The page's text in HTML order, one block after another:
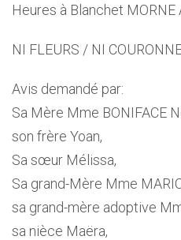
Heures à Blanchet MORNE
NI FLEURS / NI
Avis demandé par:
Sa Mère Mme BONIFACE
son frère Yoan,
Sa sœur Mélissa,
Sa grand-Mère Mme
sa grand-mère adoptive
sa nièce Maëra,